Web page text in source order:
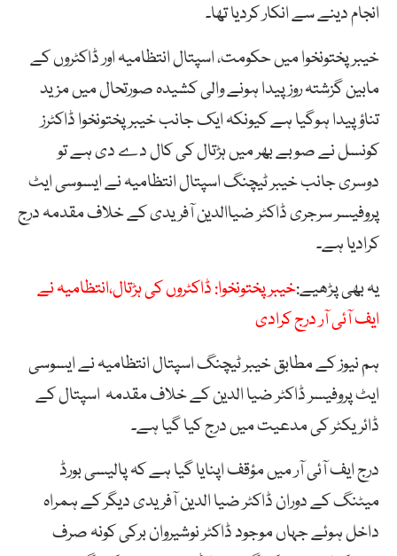
انجام دینے سے انکار کردیا تھا۔
خیبرپختونخوا میں حکومت، اسپتال انتظامیہ اور ڈاکٹروں کے
مابین گزشتہ روزپیدا ہونے والی کشیدہ صورتحال میں مزید
تناؤ پیدا ہوگیا ہے کیونکہ ایک جانب خیبر پختونخوا ڈاکٹرز
کونسل نے صوبے بھر میں ہڑتال کی کال دے دی ہے تو
دوسری جانب خیبر ٹیچنگ اسپتال انتظامیہ نے ایسوسی ایٹ
پروفیسر سرجری ڈاکٹر ضیاالدین آفریدی کے خلاف مقدمہ درج
کرادیا ہے۔
یہ بھی پڑھیے:خیبرپختونخوا: ڈاکٹروں کی ہڑتال،انتظامیہ نے
ایف آئی آر درج کرادی
ہم نیوز کے مطابق خیبر ٹیچنگ اسپتال انتظامیہ نے ایسوسی
ایٹ پروفیسر ڈاکٹر ضیا الدین کے خلاف مقدمہ اسپتال کے
ڈائریکٹر کی مدعیت میں درج کیا گیا ہے۔
درج ایف آئی آر میں مؤقف اپنایا گیا ہے کہ پالیسی بورڈ
میٹنگ کے دوران ڈاکٹر ضیا الدین آفریدی دیگر کے ہمراہ
داخل ہوئے جہاں موجود ڈاکٹر نوشیروان برکی کونہ صرف